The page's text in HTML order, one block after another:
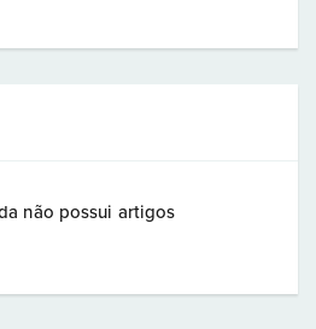
não possui artigos